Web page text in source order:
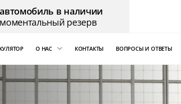
автомобиль в наличии
моментальный резерв
О НАС
«Бизнес Кар Лизинг» в ТОП-10
КОНТАКТЫ ВОПРОСЫ И ОТВЕТЫ